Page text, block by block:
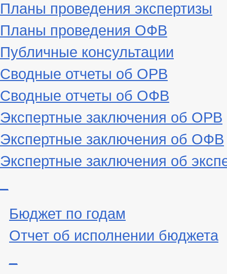
Планы проведения экспертизы
Планы проведения ОФВ
Публичные консультации
Сводные отчеты об ОРВ
Сводные отчеты об ОФВ
Экспертные заключения об ОРВ
Экспертные заключения об ОФВ
Экспертные заключения об
Бюджет по годам
Отчет об исполнении бюджета